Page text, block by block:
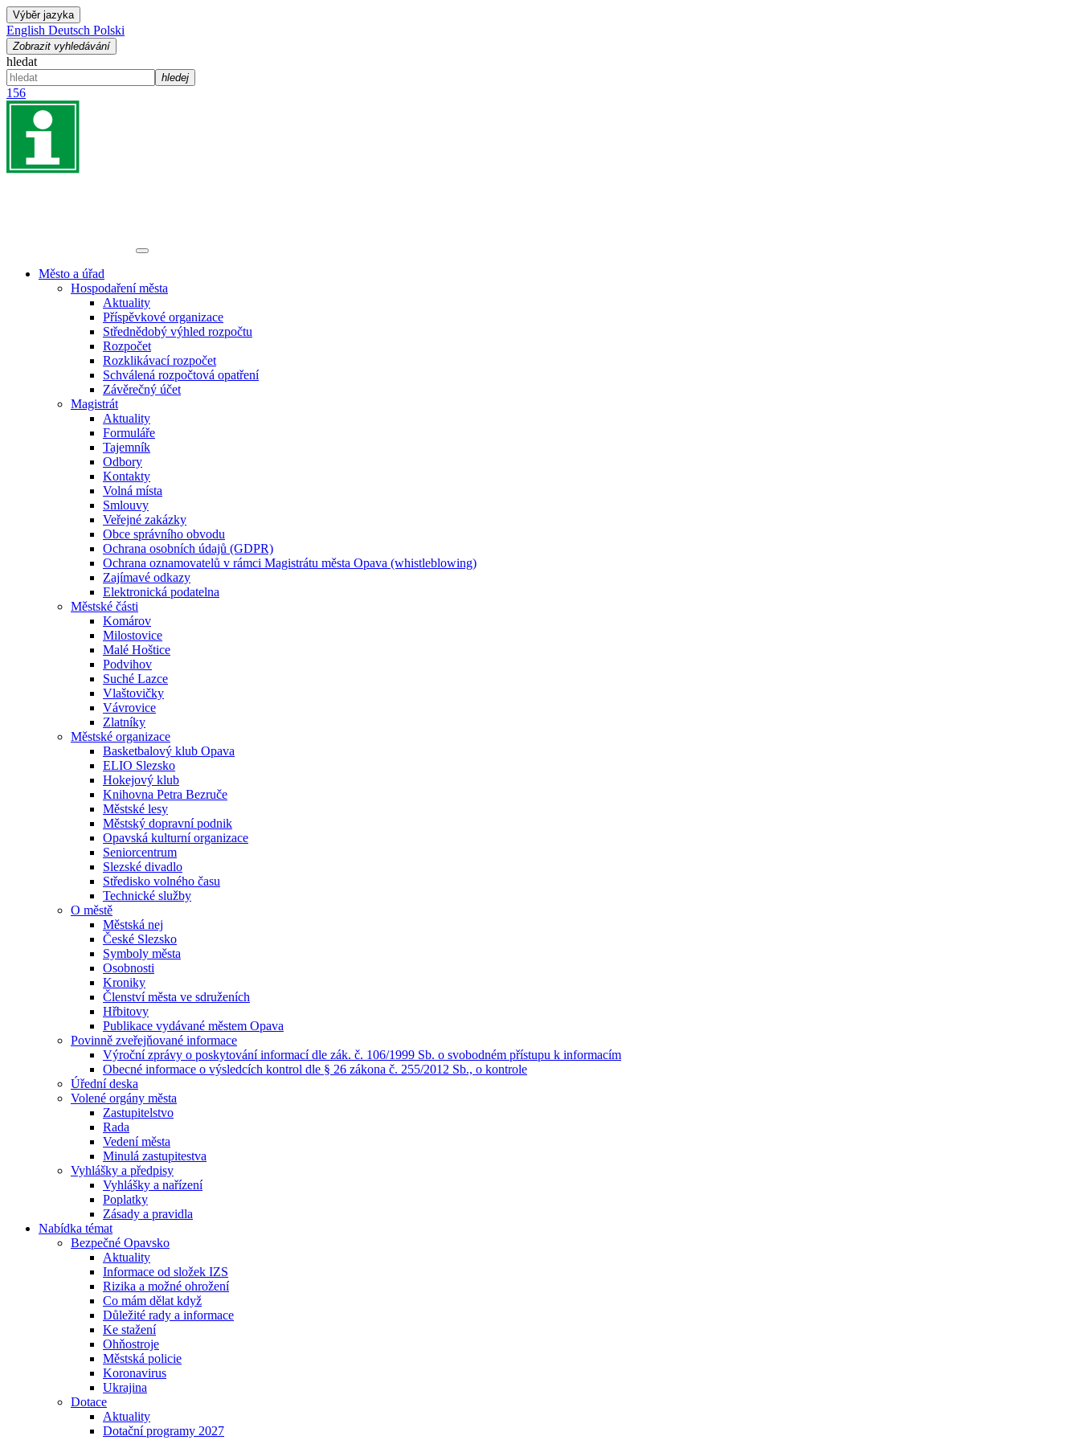
Výběr jazyka
English Deutsch Polski
Zobrazit vyhledávání
hledat
hledej
156
Město a úřad
Hospodaření města
Aktuality
Příspěvkové organizace
Střednědobý výhled rozpočtu
Rozpočet
Rozklikávací rozpočet
Schválená rozpočtová opatření
Závěrečný účet
Magistrát
Aktuality
Formuláře
Tajemník
Odbory
Kontakty
Volná místa
Smlouvy
Veřejné zakázky
Obce správního obvodu
Ochrana osobních údajů (GDPR)
Ochrana oznamovatelů v rámci Magistrátu města Opava (whistleblowing)
Zajímavé odkazy
Elektronická podatelna
Městské části
Komárov
Milostovice
Malé Hoštice
Podvihov
Suché Lazce
Vlaštovičky
Vávrovice
Zlatníky
Městské organizace
Basketbalový klub Opava
ELIO Slezsko
Hokejový klub
Knihovna Petra Bezruče
Městské lesy
Městský dopravní podnik
Opavská kulturní organizace
Seniorcentrum
Slezské divadlo
Středisko volného času
Technické služby
O městě
Městská nej
České Slezsko
Symboly města
Osobnosti
Kroniky
Členství města ve sdruženích
Hřbitovy
Publikace vydávané městem Opava
Povinně zveřejňované informace
Výroční zprávy o poskytování informací dle zák. č. 106/1999 Sb. o svobodném přístupu k informacím
Obecné informace o výsledcích kontrol dle § 26 zákona č. 255/2012 Sb., o kontrole
Úřední deska
Volené orgány města
Zastupitelstvo
Rada
Vedení města
Minulá zastupitestva
Vyhlášky a předpisy
Vyhlášky a nařízení
Poplatky
Zásady a pravidla
Nabídka témat
Bezpečné Opavsko
Aktuality
Informace od složek IZS
Rizika a možné ohrožení
Co mám dělat když
Důležité rady a informace
Ke stažení
Ohňostroje
Městská policie
Koronavirus
Ukrajina
Dotace
Aktuality
Dotační programy 2027